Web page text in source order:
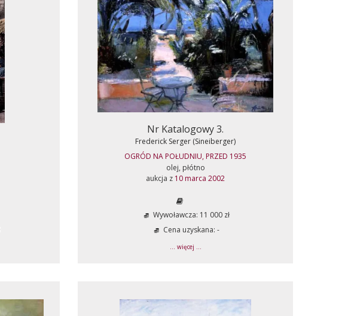
Nr Katalogowy 3.
Frederick Serger (Sineiberger)
OGRÓD NA POŁUDNIU, PRZED 1935
olej, płótno
aukcja z 10 marca 2002
Wywoławcza: 11 000 zł
Cena uzyskana: -
... więcej ...